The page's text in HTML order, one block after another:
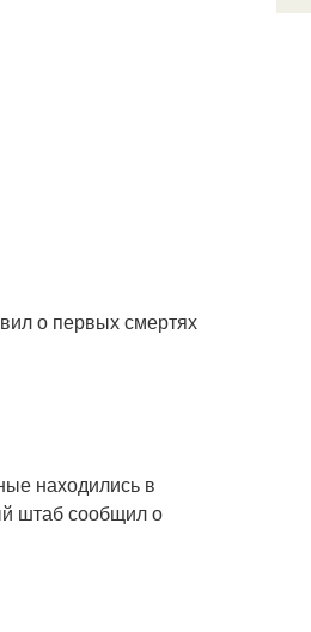
о первых смертях
находились в
штаб сообщил о